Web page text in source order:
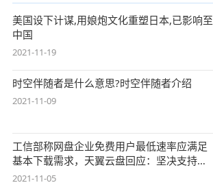
美国设下计谋,用娘炮文化重塑日本,已影响至
中国
2021-11-19
时空伴随者是什么意思?时空伴随者介绍
2021-11-09
工信部称网盘企业免费用户最低速率应满足
基本下载需求，天翼云盘回应：坚决支持，
始终
2021-11-05